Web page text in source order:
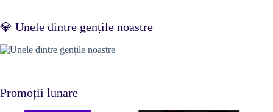
💎 Unele dintre gențile noastre
Promoții lunare